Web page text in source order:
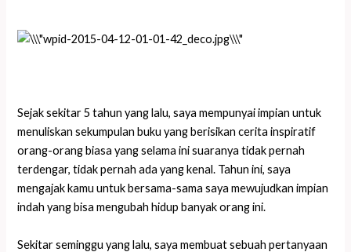
Sejak sekitar 5 tahun yang lalu, saya mempunyai impian untuk
menuliskan sekumpulan buku yang berisikan cerita inspiratif
orang-orang biasa yang selama ini suaranya tidak pernah
terdengar, tidak pernah ada yang kenal. Tahun ini, saya
mengajak kamu untuk bersama-sama saya mewujudkan impian
indah yang bisa mengubah hidup banyak orang ini.
Sekitar seminggu yang lalu, saya membuat sebuah pertanyaan